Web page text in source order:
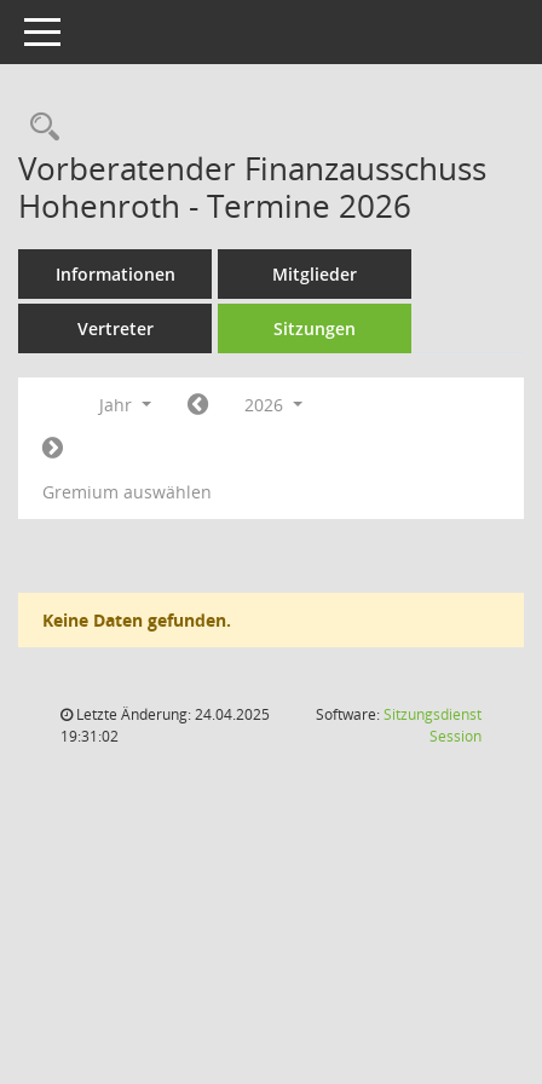
Toggle navigation
Rechercheauswahl
Vorberatender Finanzausschuss
Hohenroth - Termine 2026
Informationen Mitglieder
Vertreter Sitzungen
Jahr 2026
Gremium auswählen
Keine Daten gefunden.
Letzte Änderung: 24.04.2025
19:31:02
Software:Sitzungsdienst
Session(Wird in